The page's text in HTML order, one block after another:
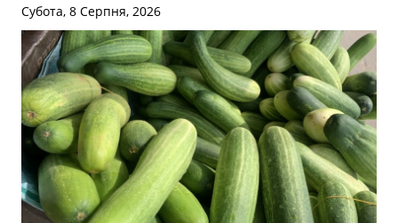
Субота, 8 Серпня, 2026